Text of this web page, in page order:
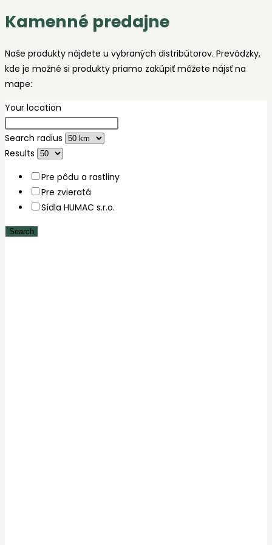
Kamenné predajne
Naše produkty nájdete u vybraných distribútorov. Prevádzky,
kde je možné si produkty priamo zakúpiť môžete nájsť na
mape:
Your location
Search radius
Results
Pre pôdu a rastliny
Pre zvieratá
Sídla HUMAC s.r.o.